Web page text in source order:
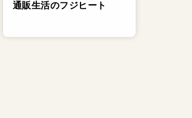
通販生活のフジヒート